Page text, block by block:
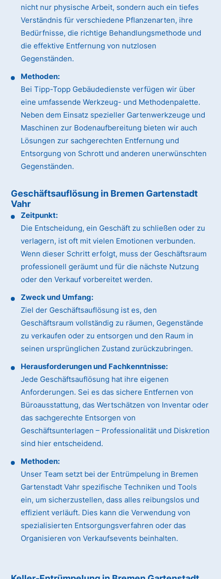
nicht nur physische Arbeit, sondern auch ein tiefes
Verständnis für verschiedene Pflanzenarten, ihre
Bedürfnisse, die richtige Behandlungsmethode und
die effektive Entfernung von nutzlosen
Gegenständen.
Methoden:
Bei Tipp-Topp Gebäudedienste verfügen wir über
eine umfassende Werkzeug- und Methodenpalette.
Neben dem Einsatz spezieller Gartenwerkzeuge und
Maschinen zur Bodenaufbereitung bieten wir auch
Lösungen zur sachgerechten Entfernung und
Entsorgung von Schrott und anderen unerwünschten
Gegenständen.
Geschäftsauflösung in Bremen Gartenstadt
Vahr
Zeitpunkt:
Die Entscheidung, ein Geschäft zu schließen oder zu
verlagern, ist oft mit vielen Emotionen verbunden.
Wenn dieser Schritt erfolgt, muss der Geschäftsraum
professionell geräumt und für die nächste Nutzung
oder den Verkauf vorbereitet werden.
Zweck und Umfang:
Ziel der Geschäftsauflösung ist es, den
Geschäftsraum vollständig zu räumen, Gegenstände
zu verkaufen oder zu entsorgen und den Raum in
seinen ursprünglichen Zustand zurückzubringen.
Herausforderungen und Fachkenntnisse:
Jede Geschäftsauflösung hat ihre eigenen
Anforderungen. Sei es das sichere Entfernen von
Büroausstattung, das Wertschätzen von Inventar oder
das sachgerechte Entsorgen von
Geschäftsunterlagen – Professionalität und Diskretion
sind hier entscheidend.
Methoden:
Unser Team setzt bei der Entrümpelung in Bremen
Gartenstadt Vahr spezifische Techniken und Tools
ein, um sicherzustellen, dass alles reibungslos und
effizient verläuft. Dies kann die Verwendung von
spezialisierten Entsorgungsverfahren oder das
Organisieren von Verkaufsevents beinhalten.